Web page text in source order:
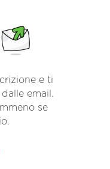
e ti
dalle email.
se